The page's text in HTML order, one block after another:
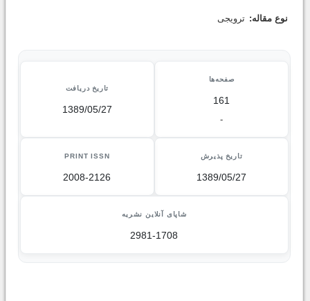
نوع مقاله: ترویجی
صفحه‌ها
161
-
تاریخ دریافت
1389/05/27
تاریخ پذیرش
1389/05/27
PRINT ISSN
2008-2126
شاپای آنلاین نشریه
2981-1708